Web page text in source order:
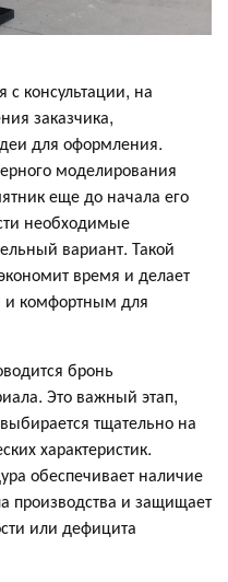
с консультации, на
заказчика,
для оформления.
моделирования
еще до начала его
необходимые
вариант. Такой
время и делает
и комфортным для
бронь
Это важный этап,
тщательно на
характеристик.
обеспечивает наличие
производства и защищает
или дефицита